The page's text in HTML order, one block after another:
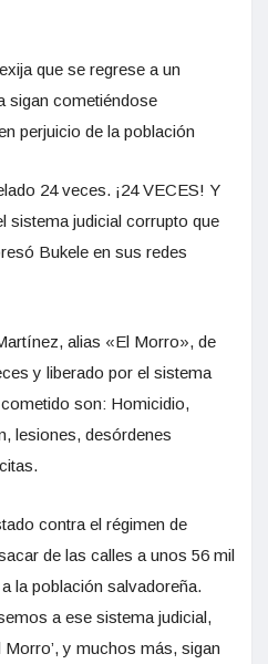
que se regrese a un
sigan cometiéndose
perjuicio de la población
24 veces. ¡24 VECES! Y
sistema judicial corrupto que
Bukele en sus redes
alias «El Morro», de
y liberado por el sistema
son: Homicidio,
lesiones, desórdenes
contra el régimen de
de las calles a unos 56 mil
la población salvadoreña.
a ese sistema judicial,
Morro’, y muchos más, sigan